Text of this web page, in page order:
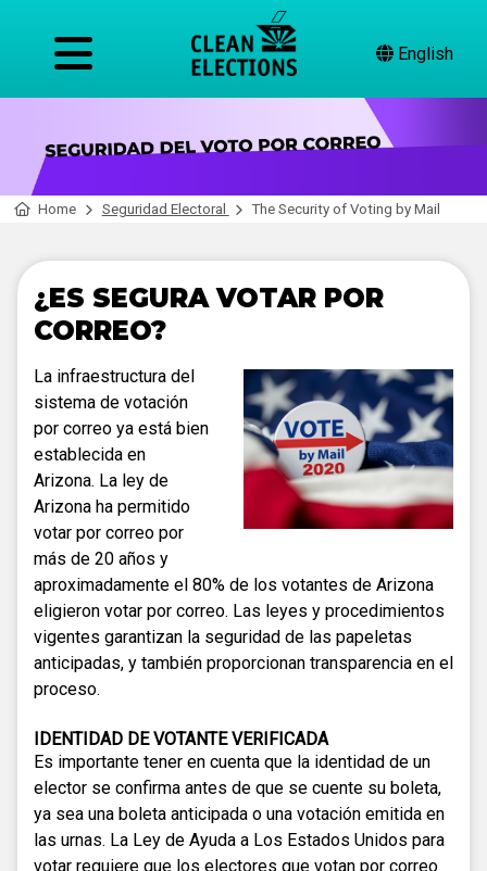
English
Home Seguridad Electoral The Security of Voting by Mail
¿ES SEGURA VOTAR POR
CORREO?
La infraestructura del
sistema de votación
por correo ya está bien
establecida en
Arizona. La ley de
Arizona ha permitido
votar por correo por
más de 20 años y
aproximadamente el 80% de los votantes de Arizona
eligieron votar por correo. Las leyes y procedimientos
vigentes garantizan la seguridad de las papeletas
anticipadas, y también proporcionan transparencia en el
proceso.
IDENTIDAD DE VOTANTE VERIFICADA
Es importante tener en cuenta que la identidad de un
elector se confirma antes de que se cuente su boleta,
ya sea una boleta anticipada o una votación emitida en
las urnas. La Ley de Ayuda a Los Estados Unidos para
votar requiere que los electores que votan por correo